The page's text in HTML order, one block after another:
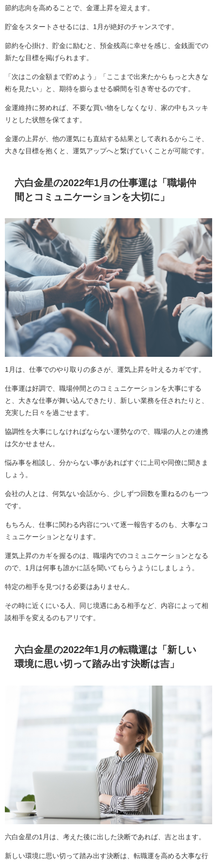
節約志向を高めることで、金運上昇を迎えます。
貯金をスタートさせるには、1月が絶好のチャンスです。
節約を心掛け、貯金に励むと、預金残高に幸せを感じ、金銭面での
新たな目標を掲げられます。
「次はこの金額まで貯めよう」「ここまで出来たからもっと大きな
桁を見たい」と、期待を膨らませる瞬間を引き寄せるのです。
金運維持に努めれば、不要な買い物をしなくなり、家の中もスッキ
リとした状態を保てます。
金運の上昇が、他の運気にも直結する結果として表れるからこそ、
大きな目標を抱くと、運気アップへと繋げていくことが可能です。
六白金星の2022年1月の仕事運は「職場仲
間とコミュニケーションを大切に」
1月は、仕事でのやり取りの多さが、運気上昇を叶えるカギです。
仕事運は好調で、職場仲間とのコミュニケーションを大事にする
と、大きな仕事が舞い込んできたり、新しい業務を任されたりと、
充実した日々を過ごせます。
協調性を大事にしなければならない運勢なので、職場の人との連携
は欠かせません。
悩み事を相談し、分からない事があればすぐに上司や同僚に聞きま
しょう。
会社の人とは、何気ない会話から、少しずつ回数を重ねるのも一つ
です。
もちろん、仕事に関わる内容について逐一報告するのも、大事なコ
ミュニケーションとなります。
運気上昇のカギを握るのは、職場内でのコミュニケーションとなる
ので、1月は何事も誰かに話を聞いてもらうようにしましょう。
特定の相手を見つける必要はありません。
その時に近くにいる人、同じ境遇にある相手など、内容によって相
談相手を変えるのもアリです。
六白金星の2022年1月の転職運は「新しい
環境に思い切って踏み出す決断は吉」
六白金星の1月は、考えた後に出した決断であれば、吉と出ます。
新しい環境に思い切って踏み出す決断は、転職運を高める大事な行